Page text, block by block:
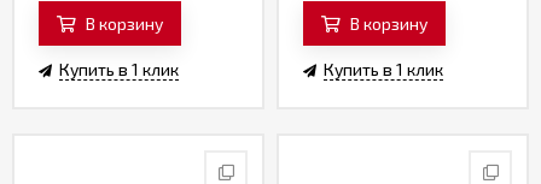
В корзину
Купить в 1 клик
В корзину
Купить в 1 клик